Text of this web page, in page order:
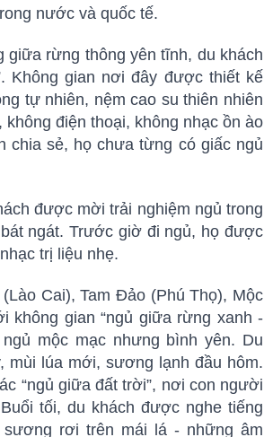
nước và quốc tế.
rừng thông yên tĩnh, du khách
Không gian nơi đây được thiết kế
tự nhiên, nệm cao su thiên nhiên
điện thoại, không nhạc ồn ào
chia sẻ, họ chưa từng có giấc ngủ
được mời trải nghiệm ngủ trong
ngát. Trước giờ đi ngủ, họ được
trị liệu nhẹ.
Cai), Tam Đảo (Phú Thọ), Mộc
không gian “ngủ giữa rừng xanh -
mộc mạc nhưng bình yên. Du
mùi lúa mới, sương lạnh đầu hôm.
“ngủ giữa đất trời”, nơi con người
tối, du khách được nghe tiếng
sương rơi trên mái lá - những âm